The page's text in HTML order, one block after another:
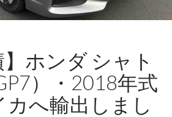
】ホンダ シャト
）・2018年式
カへ輸出しまし